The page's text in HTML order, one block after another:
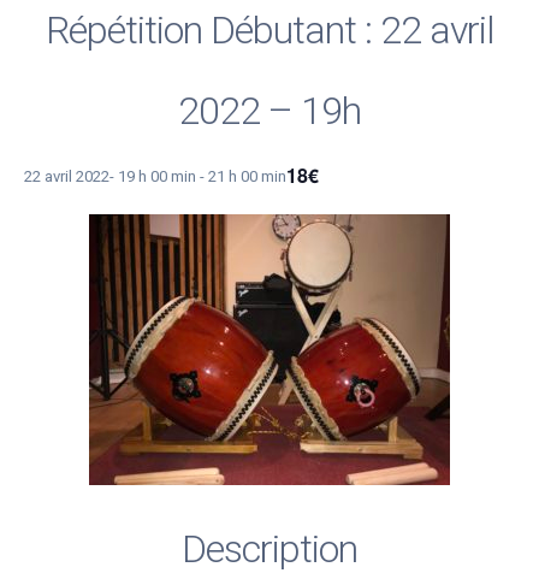
Répétition Débutant : 22 avril
2022 – 19h
22 avril 2022- 19 h 00 min - 21 h 00 min18€
Description